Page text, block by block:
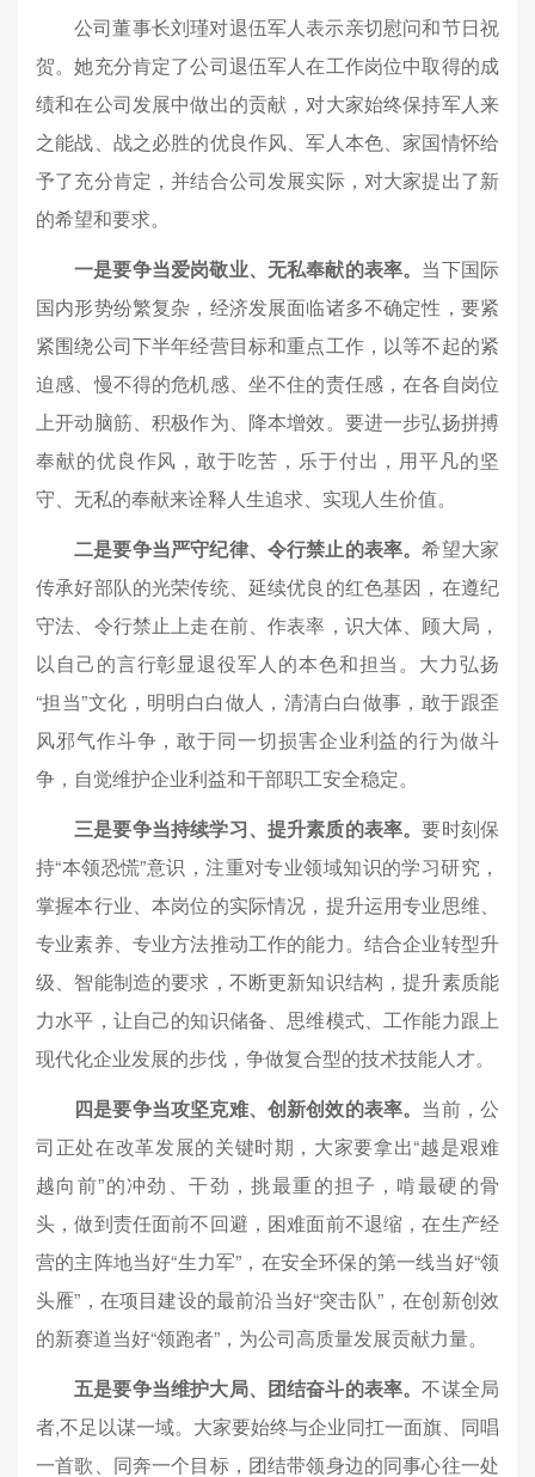
公司董事长刘瑾对退伍军人表示亲切慰问和节日祝
贺。她充分肯定了公司退伍军人在工作岗位中取得的成
绩和在公司发展中做出的贡献，对大家始终保持军人来
之能战、战之必胜的优良作风、军人本色、家国情怀给
予了充分肯定，并结合公司发展实际，对大家提出了新
的希望和要求。
一是要争当爱岗敬业、无私奉献的表率。 当下国际
国内形势纷繁复杂，经济发展面临诸多不确定性，要紧
紧围绕公司下半年经营目标和重点工作，以等不起的紧
迫感、慢不得的危机感、坐不住的责任感，在各自岗位
上开动脑筋、积极作为、降本增效。要进一步弘扬拼搏
奉献的优良作风，敢于吃苦，乐于付出，用平凡的坚
守、无私的奉献来诠释人生追求、实现人生价值。
二是要争当严守纪律、令行禁止的表率。希望大家
传承好部队的光荣传统、延续优良的红色基因，在遵纪
守法、令行禁止上走在前、作表率，识大体、顾大局，
以自己的言行彰显退役军人的本色和担当。大力弘扬
“担当”文化，明明白白做人，清清白白做事，敢于跟歪
风邪气作斗争，敢于同一切损害企业利益的行为做斗
争，自觉维护企业利益和干部职工安全稳定。
三是要争当持续学习、提升素质的表率。要时刻保
持“本领恐慌”意识，注重对专业领域知识的学习研究，
掌握本行业、本岗位的实际情况，提升运用专业思维、
专业素养、专业方法推动工作的能力。结合企业转型升
级、智能制造的要求，不断更新知识结构，提升素质能
力水平，让自己的知识储备、思维模式、工作能力跟上
现代化企业发展的步伐，争做复合型的技术技能人才。
四是要争当攻坚克难、创新创效的表率。 当前，公
司正处在改革发展的关键时期，大家要拿出“越是艰难
越向前”的冲劲、干劲，挑最重的担子，啃最硬的骨
头，做到责任面前不回避，困难面前不退缩，在生产经
营的主阵地当好“生力军”，在安全环保的第一线当好“领
头雁”，在项目建设的最前沿当好“突击队”，在创新创效
的新赛道当好“领跑者”，为公司高质量发展贡献力量。
五是要争当维护大局、团结奋斗的表率。不谋全局
者,不足以谋一域。大家要始终与企业同扛一面旗、同唱
一首歌、同奔一个目标，团结带领身边的同事心往一处